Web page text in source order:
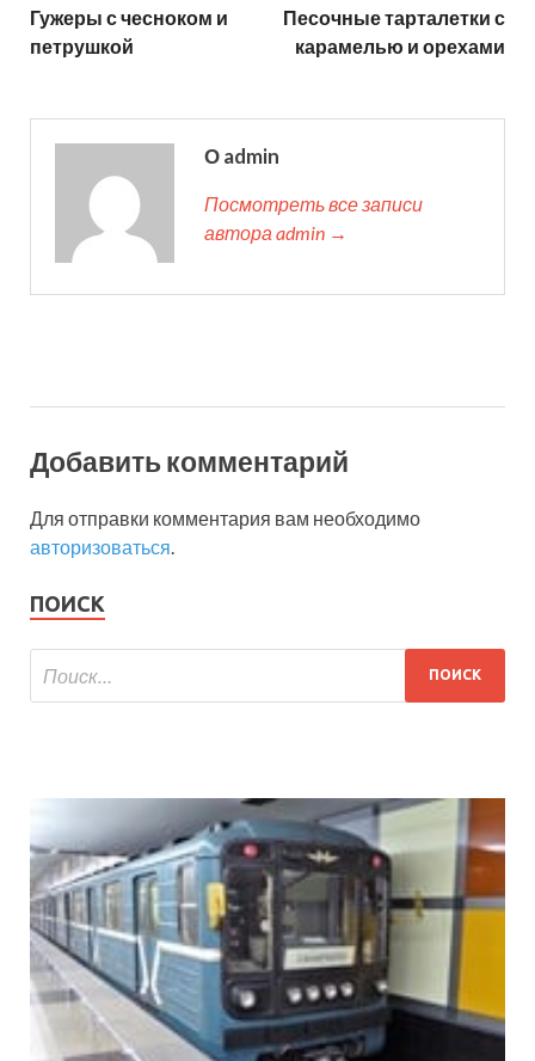
Гужеры с чесноком и
петрушкой
Песочные тарталетки с
карамелью и орехами
О admin
Посмотреть все записи
автора admin →
Добавить комментарий
Для отправки комментария вам необходимо
авторизоваться
ПОИСК